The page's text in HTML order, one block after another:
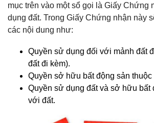
mục trên vào một sổ gọi là Giấy Chứng
dụng đất. Trong Giấy Chứng nhận này
các nội dung như:
Quyền sử dụng đối với mảnh đất
đất đi kèm).
Quyền sở hữu bất động sản thuộc
Quyền sử dụng đất và sở hữu bất
với đất.